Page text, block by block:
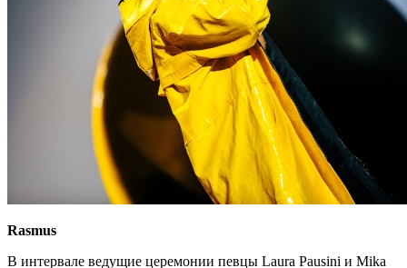
Rasmus
В интервале ведущие церемонии певцы Laura Pausini и Mika